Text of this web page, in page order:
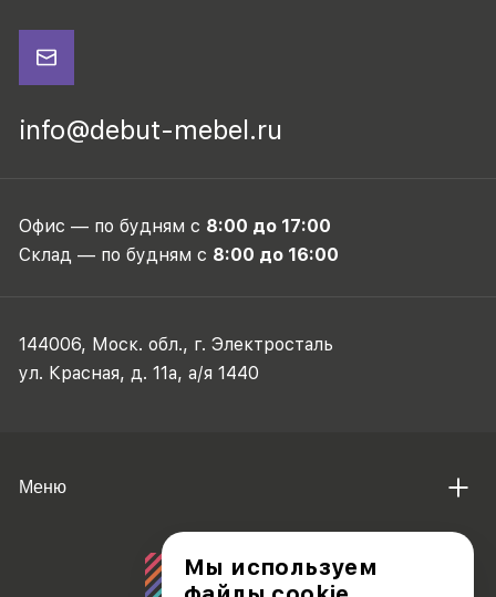
info@debut-mebel.ru
Офис — по будням с 8:00 до 17:00
Склад — по будням с 8:00 до 16:00
144006, Моск. обл., г. Электросталь
ул. Красная, д. 11а, а/я 1440
Меню
Мы используем